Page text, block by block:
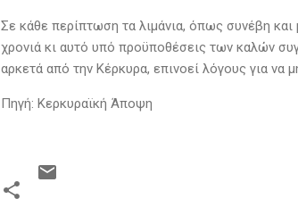
Σε κάθε περίπτωση τα λιμάνια, όπως συνέβη και
χρονιά κι αυτό υπό προϋποθέσεις των καλών
αρκετά από την Κέρκυρα, επινοεί λόγους για να
Πηγή: Κερκυραϊκή Άποψη